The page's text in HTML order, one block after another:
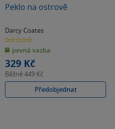
Peklo na ostrově
Darcy Coates
0.0
z
5
hvězdiček
pevná vazba
329 Kč
Běžně449 Kč
Předobjednat